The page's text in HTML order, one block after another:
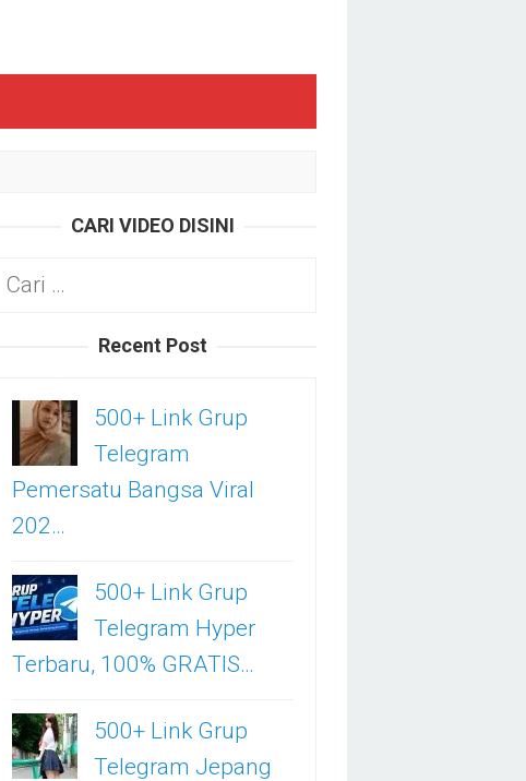
CARI VIDEO DISINI
Cari
Recent Post
500+ Link Grup
Telegram
Pemersatu Bangsa Viral
202…
500+ Link Grup
Telegram Hyper
Terbaru, 100% GRATIS…
500+ Link Grup
Telegram Jepang